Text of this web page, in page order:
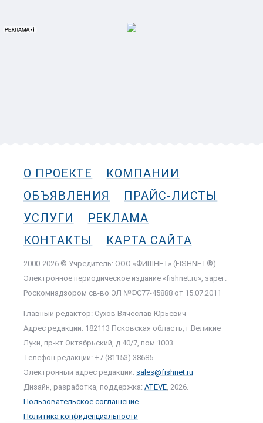
О ПРОЕКТЕ
КОМПАНИИ
ОБЪЯВЛЕНИЯ
ПРАЙС-ЛИСТЫ
УСЛУГИ
РЕКЛАМА
КОНТАКТЫ
КАРТА САЙТА
2000-2026 © Учредитель: ООО «ФИШНЕТ» (FISHNET®)
Электронное периодическое издание «fishnet.ru», зарег.
Роскомнадзором cв-во ЭЛ №ФС77-45888 от 15.07.2011
Главный редактор: Сухов Вячеслав Юрьевич
Адрес редакции: 182113 Псковская область, г.Великие
Луки, пр-кт Октябрьский, д.40/7, пом.1003
Телефон редакции: +7 (81153) 38685
Электронный адрес редакции: sales@fishnet.ru
Дизайн, разработка, поддержка: ATEVE, 2026.
Пользовательское соглашение
Политика конфиденциальности